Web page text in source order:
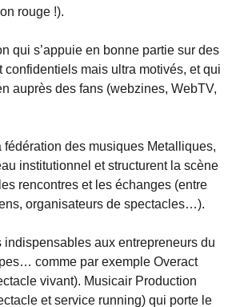
rouge !).
qui s’appuie en bonne partie sur des
confidentiels mais ultra motivés, et qui
auprès des fans (webzines, WebTV,
fédération des musiques Metalliques,
institutionnel et structurent la scène
rencontres et les échanges (entre
organisateurs de spectacles…).
indispensables aux entrepreneurs du
comme par exemple Overact
vivant). Musicair Production
et service running) qui porte le